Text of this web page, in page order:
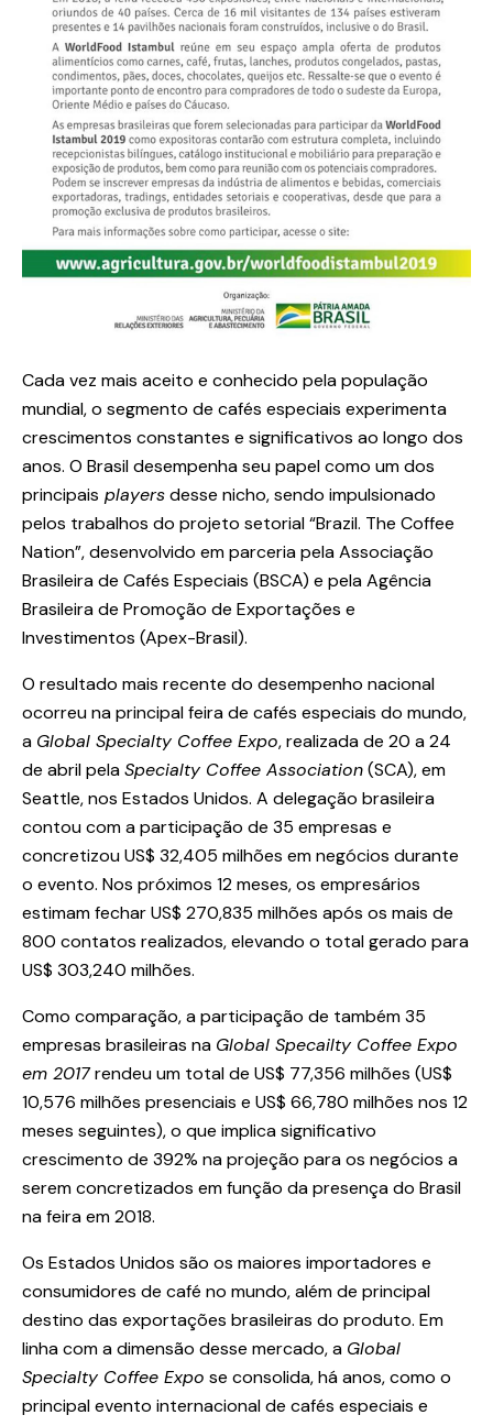
Cada vez mais aceito e conhecido pela população
mundial, o segmento de cafés especiais experimenta
crescimentos constantes e significativos ao longo dos
anos. O Brasil desempenha seu papel como um dos
principais playersdesse nicho, sendo impulsionado
pelos trabalhos do projeto setorial “Brazil. The Coffee
Nation”, desenvolvido em parceria pela Associação
Brasileira de Cafés Especiais (BSCA) e pela Agência
Brasileira de Promoção de Exportações e
Investimentos (Apex-Brasil).
O resultado mais recente do desempenho nacional
ocorreu na principal feira de cafés especiais do mundo,
a Global Specialty Coffee Expo, realizada de 20 a 24
de abril pelaSpecialty Coffee Association(SCA), em
Seattle, nos Estados Unidos. A delegação brasileira
contou com a participação de 35 empresas e
concretizou US$ 32,405 milhões em negócios durante
o evento. Nos próximos 12 meses, os empresários
estimam fechar US$ 270,835 milhões após os mais de
800 contatos realizados, elevando o total gerado para
US$ 303,240 milhões.
Como comparação, a participação de também 35
empresas brasileiras na Global Specailty Coffee Expo
em 2017rendeu um total de US$ 77,356 milhões (US$
10,576 milhões presenciais e US$ 66,780 milhões nos 12
meses seguintes), o que implica significativo
crescimento de 392% na projeção para os negócios a
serem concretizados em função da presença do Brasil
na feira em 2018.
Os Estados Unidos são os maiores importadores e
consumidores de café no mundo, além de principal
destino das exportações brasileiras do produto. Em
linha com a dimensão desse mercado, a Global
Specialty Coffee Expo se consolida, há anos, como o
principal evento internacional de cafés especiais e